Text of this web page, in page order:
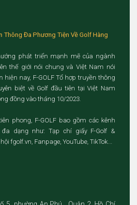
Thông Đa Phương Tiện Về Golf Hàng
phát triển mạnh mẽ của ngành
thế giới nói chung và Việt Nam nói
hiện nay, F-GOLF Tổ hợp truyền thông
biệt về Golf đầu tiên tại Việt Nam
đồng vào tháng 10/2023.
phong, F-GOLF bao gồm các kênh
dạng như: Tạp chí giấy F-Golf &
fgolf.vn, Fanpage, YouTube, TikTok...